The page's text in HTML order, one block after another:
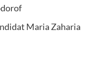
Maria Zaharia